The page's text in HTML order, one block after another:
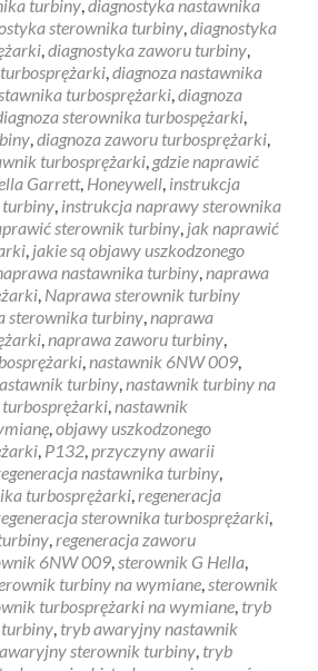
turbiny diagnostyka nastawnika
sterownika turbiny diagnostyka
diagnostyka zaworu turbiny
diagnoza nastawnika
turbosprężarki diagnoza
sterownika turbospężarki
diagnoza zaworu turbosprężarki
turbosprężarki gdzie naprawić
Garrett, Honeywell instrukcja
turbiny instrukcja naprawy sterownika
sterownik turbiny jak naprawić
jakie są objawy uszkodzonego
nastawnika turbiny naprawa
Naprawa sterownik turbiny
sterownika turbiny naprawa
naprawa zaworu turbiny
nastawnik 6NW 009
turbiny nastawnik turbiny na
nastawnik
objawy uszkodzonego
P132 przyczyny awarii
nastawnika turbiny
turbosprężarki regeneracja
sterownika turbosprężarki
regeneracja zaworu
6NW 009 sterownik G Hella
turbiny na wymiane sterownik
turbosprężarki na wymiane tryb
tryb awaryjny nastawnik
sterownik turbiny tryb